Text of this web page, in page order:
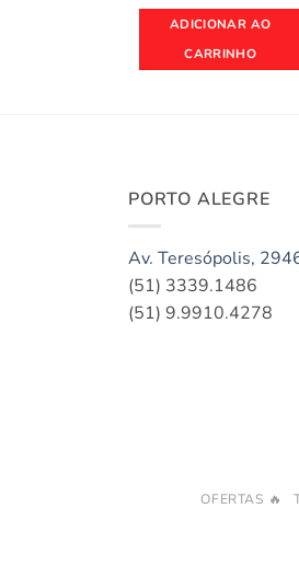
ADICIONAR AO
CARRINHO
PORTO ALEGRE
Av. Teresópolis,
(51) 3339.1486
(51) 9.9910.4278
OFERTAS 🔥